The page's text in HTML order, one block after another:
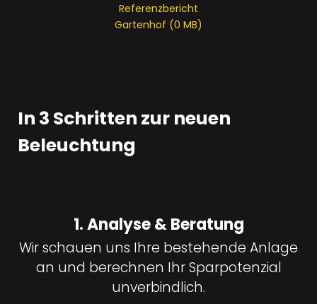
Referenzbericht
Gartenhof (0 MB)
In 3 Schritten zur neuen
Beleuchtung
1. Analyse & Beratung
Wir schauen uns Ihre bestehende Anlage
an und berechnen Ihr Sparpotenzial
unverbindlich.